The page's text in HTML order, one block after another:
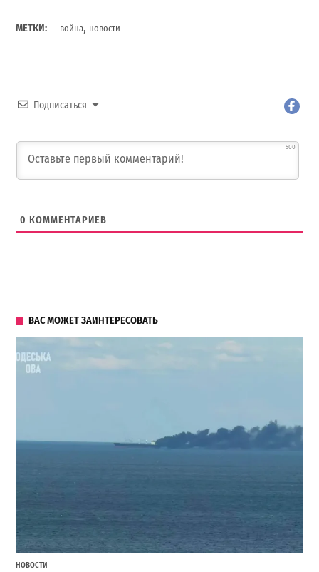
МЕТКИ: война, новости
Подписаться
500
0 КОММЕНТАРИЕВ
ВАС МОЖЕТ ЗАИНТЕРЕСОВАТЬ
НОВОСТИ